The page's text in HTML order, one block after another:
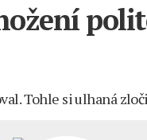
Tohle si ulhaná